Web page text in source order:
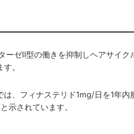
ゼⅡ型の働きを抑制しヘアサイク
。
、フィナステリド1mg/日を1年内
示されています。